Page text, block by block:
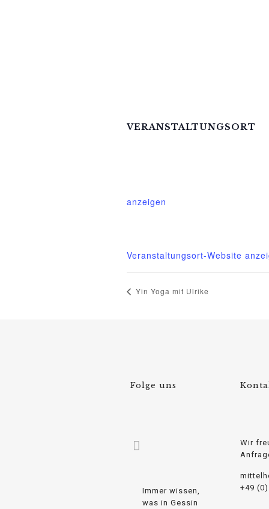
VERANSTALTUNGSORT
anzeigen
Veranstaltungsort-Website
Yin Yoga mit Ulrike
Folge uns
Immer wissen,
was in Gessin
Wir
+49